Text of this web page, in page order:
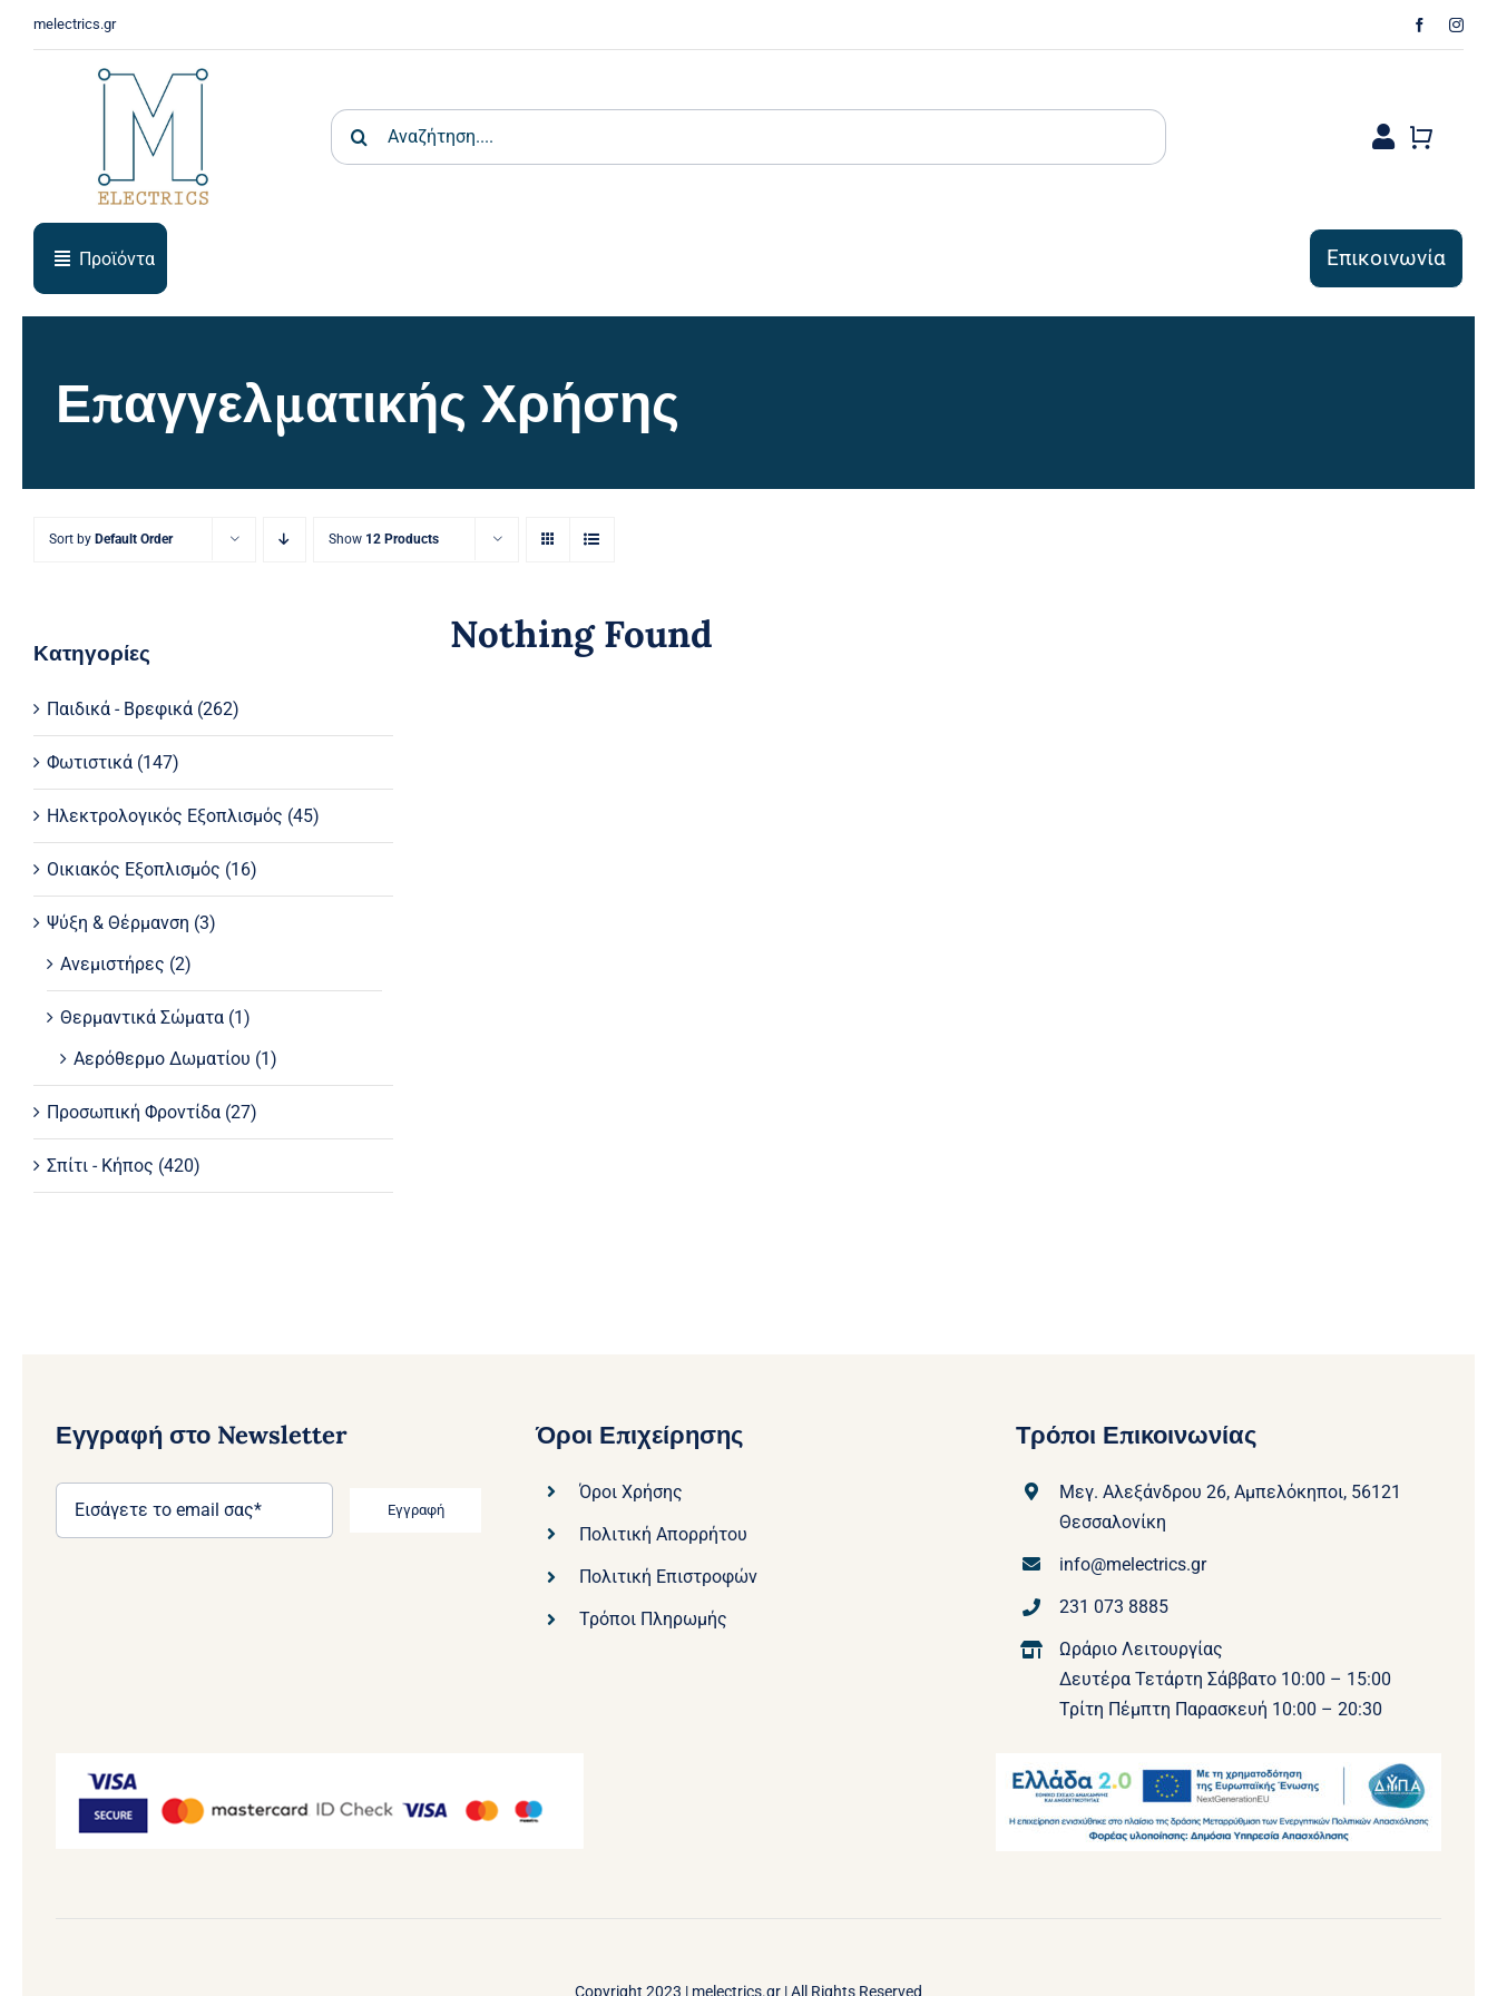
melectrics.gr
Search
for:
Προϊόντα Επικοινωνία
Επαγγελματικής Χρήσης
Sort by Default Order Show 12 Products
Κατηγορίες
Παιδικά - Βρεφικά (262)
Φωτιστικά (147)
Ηλεκτρολογικός Εξοπλισμός (45)
Οικιακός Εξοπλισμός (16)
Ψύξη & Θέρμανση (3)
Ανεμιστήρες (2)
Θερμαντικά Σώματα (1)
Αερόθερμo Δωματίου (1)
Προσωπική Φροντίδα (27)
Σπίτι - Κήπος (420)
Nothing Found
Εγγραφή στο Newsletter
Εγγραφή
Όροι Επιχείρησης
Όροι Χρήσης
Πολιτική Απορρήτου
Πολιτική Επιστροφών
Τρόποι Πληρωμής
Τρόποι Επικοινωνίας
Μεγ. Αλεξάνδρου 26, Αμπελόκηποι, 56121
Θεσσαλονίκη
info@melectrics.gr
231 073 8885
Ωράριο Λειτουργίας
Δευτέρα Τετάρτη Σάββατο 10:00 – 15:00
Τρίτη Πέμπτη Παρασκευή 10:00 – 20:30
Copyright 2023 | melectrics.gr | All Rights Reserved